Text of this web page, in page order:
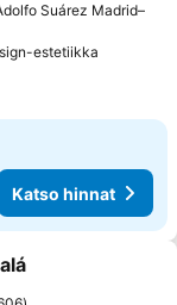
Suárez Madrid–
estetiikka
Katso hinnat